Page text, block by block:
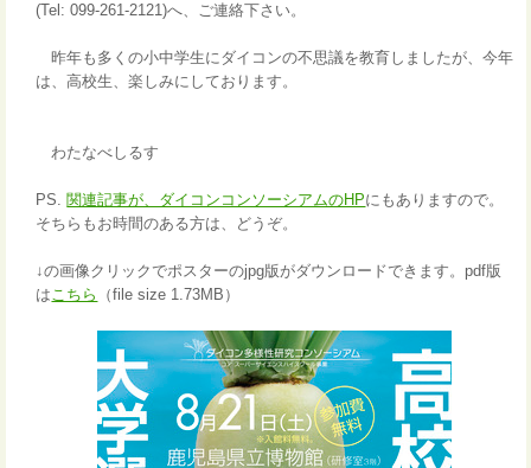
(Tel: 099-261-2121)へ、ご連絡下さい。
昨年も多くの小中学生にダイコンの不思議を教育しましたが、今年
は、高校生、楽しみにしております。
わたなべしるす
PS. 関連記事が、ダイコンコンソーシアムのHPにもありますので。
そちらもお時間のある方は、どうぞ。
↓の画像クリックでポスターのjpg版がダウンロードできます。pdf版
はこちら （file size 1.73MB）